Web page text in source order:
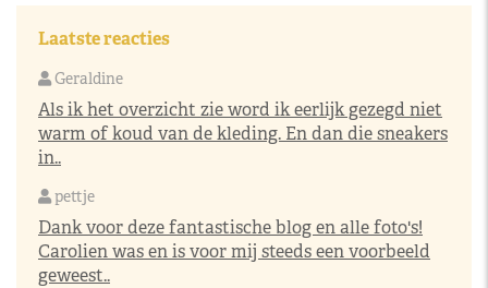
Laatste reacties
Geraldine
Als ik het overzicht zie word ik eerlijk gezegd niet
warm of koud van de kleding. En dan die sneakers
in..
pettje
Dank voor deze fantastische blog en alle foto's!
Carolien was en is voor mij steeds een voorbeeld
geweest..